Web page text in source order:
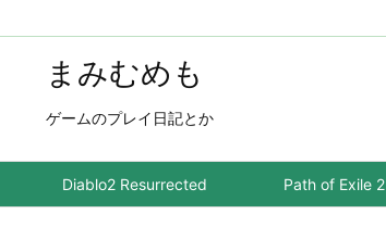
まみむめも
ゲームのプレイ日記とか
Diablo2 Resurrected Path of Exile 2